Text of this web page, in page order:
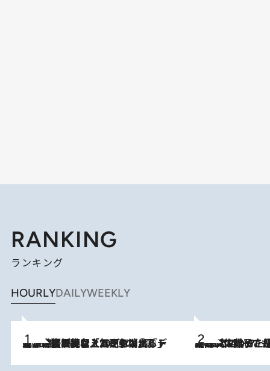
RANKING
ランキング
HOURLYDAILYWEEKLY
2026.8.5
【なぜ吉沢亮は「気配を消せる」のか？】興行収入208億の『国宝』を経て挑むミュージカル『ディア・エヴァン・ハンセン』。トップ俳優が舞台上でさらけ出した“孤独”とは 2026.8.5
【阿川佐和子さんの年とる力】なぜ70代で始めた趣味は“こんなに楽しい”のか？ ピアノ、俳句…スランプに陥っても続けられる“ある秘訣”とは